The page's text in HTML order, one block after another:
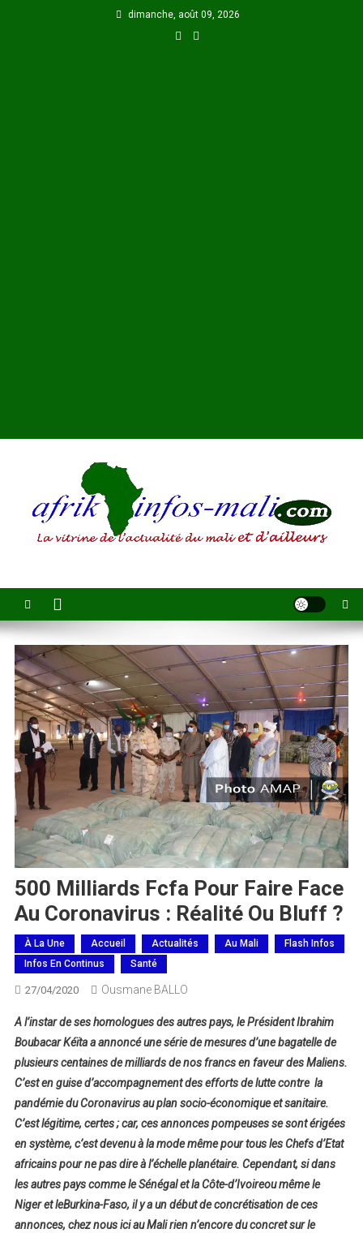
dimanche, août 09, 2026
500 Milliards Fcfa Pour Faire Face
Au Coronavirus : Réalité Ou Bluff ?
À La Une Accueil Actualités Au Mali
Flash Infos
Infos En Continus
Santé
27/04/2020 Ousmane BALLO
A l’instar de ses homologues des autres pays, le Président Ibrahim
Boubacar Kéïta a annoncé une série de mesures d’une bagatelle de
plusieurs centaines de milliards de nos francs en faveur des Maliens.
C’est en guise d’accompagnement des efforts de lutte contre la
pandémie du Coronavirus au plan socio-économique et sanitaire.
C’est légitime, certes ; car, ces annonces pompeuses se sont érigées
en système, c’est devenu à la mode même pour tous les Chefs d’Etat
africains pour ne pas dire à l’échelle planétaire. Cependant, si dans
les autres pays comme le Sénégal et la Côte-d’Ivoireou même le
Niger et leBurkina-Faso, il y a un début de concrétisation de ces
annonces, chez nous ici au Mali rien n’encore du concret sur le